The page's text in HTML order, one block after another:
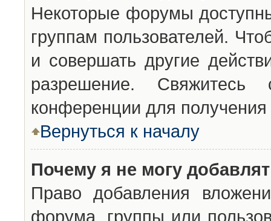
Некоторые форумы
группам пользователей.
и совершать другие
разрешение. Свяжитесь
конференции для получения
Вернуться к началу
Почему я не могу
Право добавления
форума, группы или